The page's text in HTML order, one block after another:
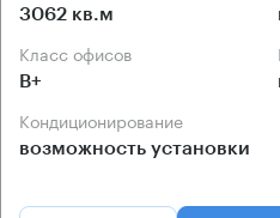
3062 кв.м
Класс офисов
B+
Кондиционирование
возможность установки